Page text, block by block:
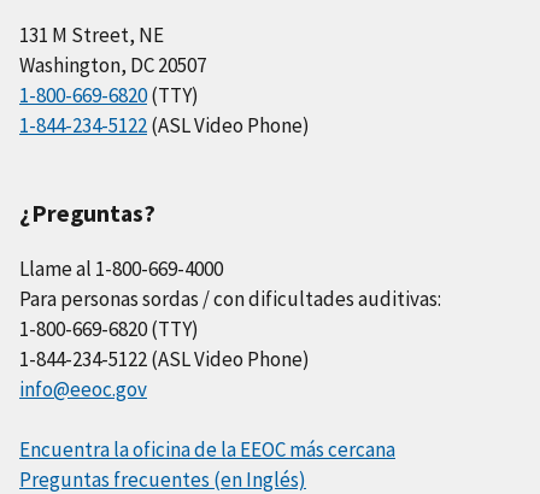
131 M Street, NE
Washington, DC 20507
1-800-669-6820(TTY)
1-844-234-5122(ASL Video Phone)
¿Preguntas?
Llame al 1-800-669-4000
Para personas sordas / con dificultades auditivas:
1-800-669-6820 (TTY)
1-844-234-5122 (ASL Video Phone)
info@eeoc.gov
Encuentra la oficina de la EEOC más cercana
Preguntas frecuentes (en Inglés)